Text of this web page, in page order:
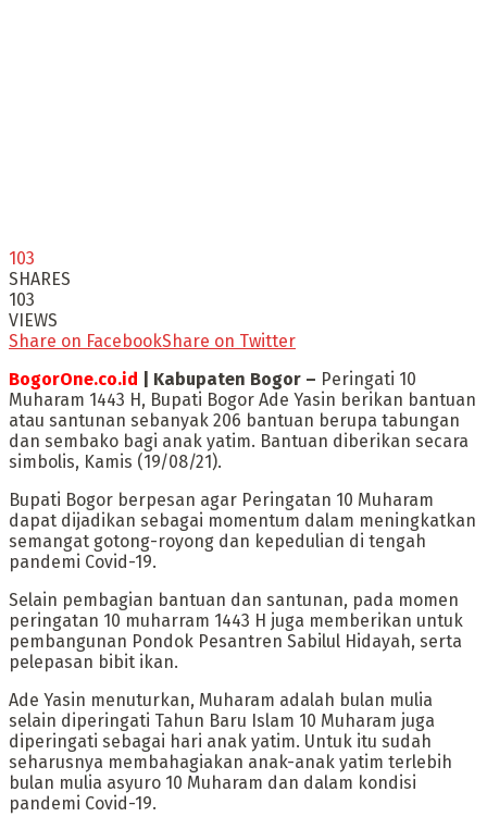
103
SHARES
103
VIEWS
Share on FacebookShare on Twitter
BogorOne.co.id | Kabupaten Bogor – Peringati 10
Muharam 1443 H, Bupati Bogor Ade Yasin berikan bantuan
atau santunan sebanyak 206 bantuan berupa tabungan
dan sembako bagi anak yatim. Bantuan diberikan secara
simbolis, Kamis (19/08/21).
Bupati Bogor berpesan agar Peringatan 10 Muharam
dapat dijadikan sebagai momentum dalam meningkatkan
semangat gotong-royong dan kepedulian di tengah
pandemi Covid-19.
Selain pembagian bantuan dan santunan, pada momen
peringatan 10 muharram 1443 H juga memberikan untuk
pembangunan Pondok Pesantren Sabilul Hidayah, serta
pelepasan bibit ikan.
Ade Yasin menuturkan, Muharam adalah bulan mulia
selain diperingati Tahun Baru Islam 10 Muharam juga
diperingati sebagai hari anak yatim. Untuk itu sudah
seharusnya membahagiakan anak-anak yatim terlebih
bulan mulia asyuro 10 Muharam dan dalam kondisi
pandemi Covid-19.